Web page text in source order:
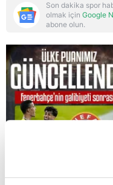
Reddet
Son dakika spor
olmak için Google
abone olun.